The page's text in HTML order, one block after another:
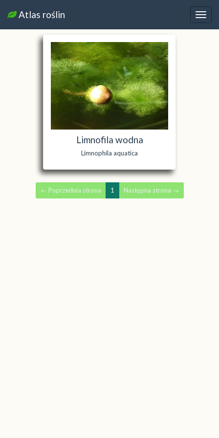
Atlas roślin
Limnofila wodna
Limnophila aquatica
← Poprzednia strona 1 Następna strona →